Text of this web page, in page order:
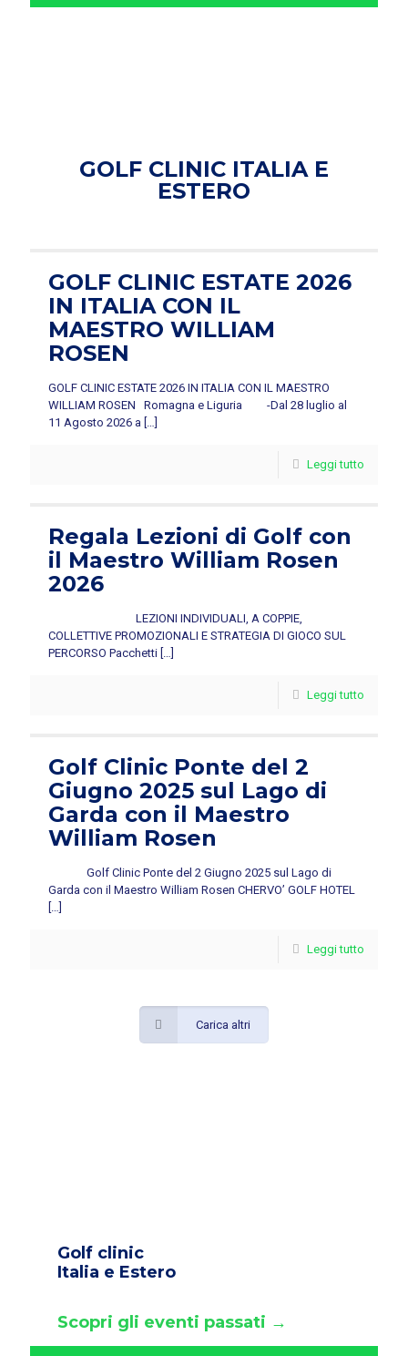
GOLF CLINIC ITALIA E
ESTERO
GOLF CLINIC ESTATE 2026
IN ITALIA CON IL
MAESTRO WILLIAM
ROSEN
GOLF CLINIC ESTATE 2026 IN ITALIA CON IL MAESTRO
WILLIAM ROSEN Romagna e Liguria -Dal 28 luglio al
11 Agosto 2026 a […]
Leggi tutto
Regala Lezioni di Golf con
il Maestro William Rosen
2026
LEZIONI INDIVIDUALI, A COPPIE,
COLLETTIVE PROMOZIONALI E STRATEGIA DI GIOCO SUL
PERCORSO Pacchetti […]
Leggi tutto
Golf Clinic Ponte del 2
Giugno 2025 sul Lago di
Garda con il Maestro
William Rosen
Golf Clinic Ponte del 2 Giugno 2025 sul Lago di
Garda con il Maestro William Rosen CHERVO’ GOLF HOTEL
[…]
Leggi tutto
Carica altri
Golf clinic
Italia e Estero
Scopri gli eventi passati →